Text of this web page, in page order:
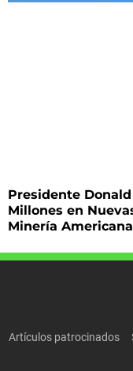
Presidente
Millones en
Minería Americana
Artículos patrocinados